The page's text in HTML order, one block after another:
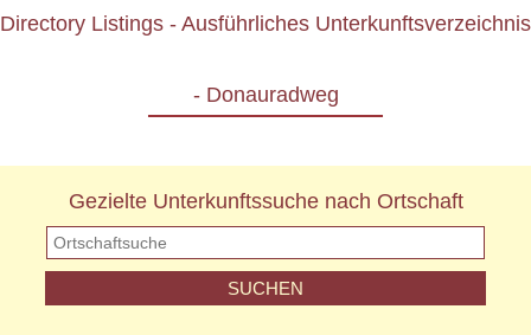
Directory Listings - Ausführliches Unterkunftsverzeichnis
- Donauradweg
Gezielte Unterkunftssuche nach Ortschaft